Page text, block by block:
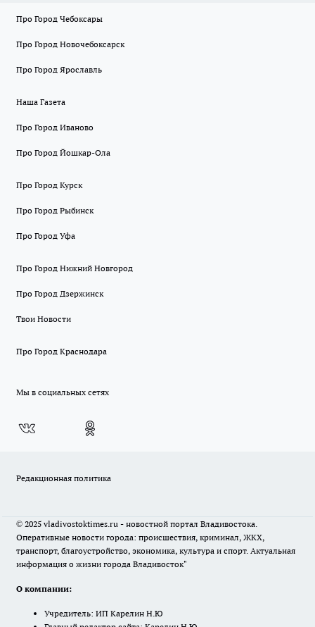
Про Город Чебоксары
Про Город Новочебоксарск
Про Город Ярославль
Наша Газета
Про Город Иваново
Про Город Йошкар-Ола
Про Город Курск
Про Город Рыбинск
Про Город Уфа
Про Город Нижний Новгород
Про Город Дзержинск
Твои Новости
Про Город Краснодара
Мы в социальных сетях
Редакционная политика
© 2025 vladivostoktimes.ru - новостной портал Владивостока.
Оперативные новости города: происшествия, криминал, ЖКХ,
транспорт, благоустройство, экономика, культура и спорт. Актуальная
информация о жизни города Владивосток"
О компании:
Учредитель: ИП Карелин Н.Ю